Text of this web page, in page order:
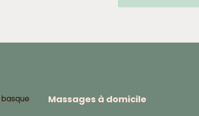
Massages à domicile